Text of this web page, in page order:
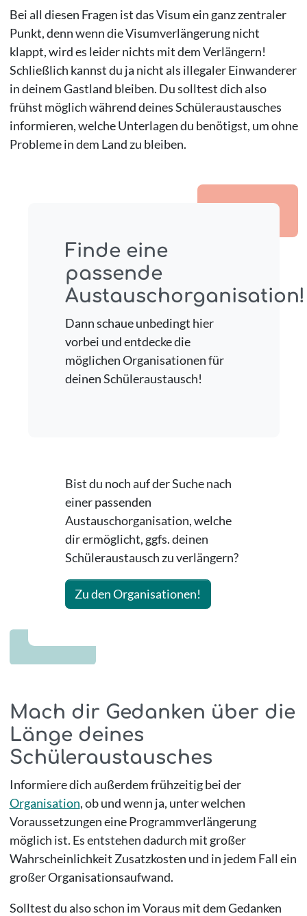
Bei all diesen Fragen ist das Visum ein ganz zentraler
Punkt, denn wenn die Visumverlängerung nicht
klappt, wird es leider nichts mit dem Verlängern!
Schließlich kannst du ja nicht als illegaler Einwanderer
in deinem Gastland bleiben. Du solltest dich also
frühst möglich während deines Schüleraustausches
informieren, welche Unterlagen du benötigst, um ohne
Probleme in dem Land zu bleiben.
Finde eine
passende
Austauschorganisation!
Dann schaue unbedingt hier
vorbei und entdecke die
möglichen Organisationen für
deinen Schüleraustausch!
Bist du noch auf der Suche nach
einer passenden
Austauschorganisation, welche
dir ermöglicht, ggfs. deinen
Schüleraustausch zu verlängern?
Zu den Organisationen!
Mach dir Gedanken über die
Länge deines
Schüleraustausches
Informiere dich außerdem frühzeitig bei der
Organisation, ob und wenn ja, unter welchen
Voraussetzungen eine Programmverlängerung
möglich ist. Es entstehen dadurch mit großer
Wahrscheinlichkeit Zusatzkosten und in jedem Fall ein
großer Organisationsaufwand.
Solltest du also schon im Voraus mit dem Gedanken